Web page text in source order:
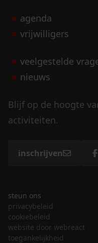
agenda
vrijwilligers
veelgestelde
nieuws
Blijf op de hoogte
activiteiten.
inschrijven
steun ons
privacybeleid
cookiebeleid
website door webreact
toegankelijkheid